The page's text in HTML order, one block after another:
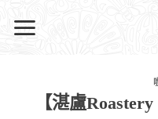
【湛盧